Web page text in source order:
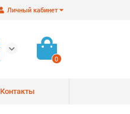
Личный кабинет
0
Контакты